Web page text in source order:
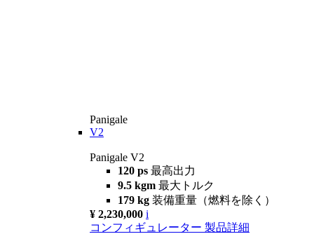
Panigale
V2
Panigale V2
120 ps 最高出力
9.5 kgm 最大トルク
179 kg 装備重量（燃料を除く）
¥ 2,230,000 i
コンフィギュレーター 製品詳細